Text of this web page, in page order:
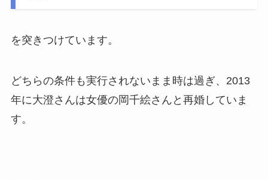
を突きつけています。
どちらの条件も実行されないまま時は過ぎ、2013
年に大澄さんは女優の岡千絵さんと再婚していま
す。